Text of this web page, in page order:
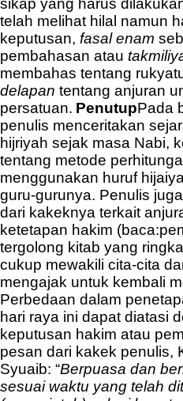
sikap yang harus
telah melihat hilal namun
keputusan, fasal enam
pembahasan atau
membahas tentang
delapan tentang anjuran
persatuan. PenutupPada
penulis menceritakan
hijriyah sejak masa Nabi,
tentang metode
menggunakan huruf
guru-gurunya. Penulis
dari kakeknya terkait
ketetapan hakim
tergolong kitab yang
cukup mewakili cita-cita
mengajak untuk kembali
Perbedaan dalam
hari raya ini dapat diatasi
keputusan hakim atau
pesan dari kakek penulis,
Syuaib: “Berpuasa dan
sesuai waktu yang telah